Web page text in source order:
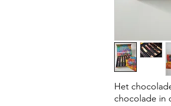
Het
chocolade in